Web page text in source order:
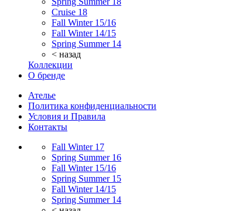
Cruise 18
Fall Winter 15/16
Fall Winter 14/15
Spring Summer 14
< назад
Коллекции
О бренде
Ателье
Политика конфиденциальности
Условия и Правила
Контакты
Fall Winter 17
Spring Summer 16
Fall Winter 15/16
Spring Summer 15
Fall Winter 14/15
Spring Summer 14